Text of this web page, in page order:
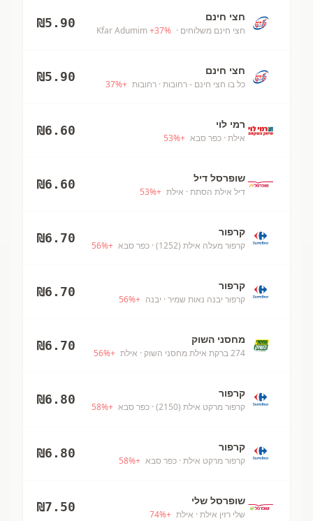
חצי חינם
חצי חינם משלוחים · Kfar Adumim
+37%
₪5.90
חצי חינם
כל בו חצי חינם - רחובות · רחובות +
37%
₪5.90
רמי לוי
אילת · כפר סבא +
53%
₪6.60
שופרסל דיל
דיל אילת הסתת · אילת +
53%
₪6.60
קרפור
קרפור מעלה אילת (1252) · כפר סבא +
56%
₪6.70
קרפור
קרפור יבנה נאות שמיר · יבנה +
56%
₪6.70
מחסני השוק
274 ברקת אילת מחסני השוק · אילת +
56%
₪6.70
קרפור
קרפור מרקט אילת (2150) · כפר סבא +
58%
₪6.80
קרפור
קרפור מרקט אילת · כפר סבא +
58%
₪6.80
שופרסל שלי
שלי רזין אילת · אילת +
74%
₪7.50